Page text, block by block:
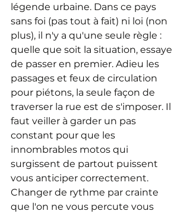
légende urbaine. Dans ce pays
sans foi (pas tout à fait) ni loi (non
plus), il n'y a qu'une seule règle :
quelle que soit la situation, essaye
de passer en premier. Adieu les
passages et feux de circulation
pour piétons, la seule façon de
traverser la rue est de s'imposer. Il
faut veiller à garder un pas
constant pour que les
innombrables motos qui
surgissent de partout puissent
vous anticiper correctement.
Changer de rythme par crainte
que l'on ne vous percute vous